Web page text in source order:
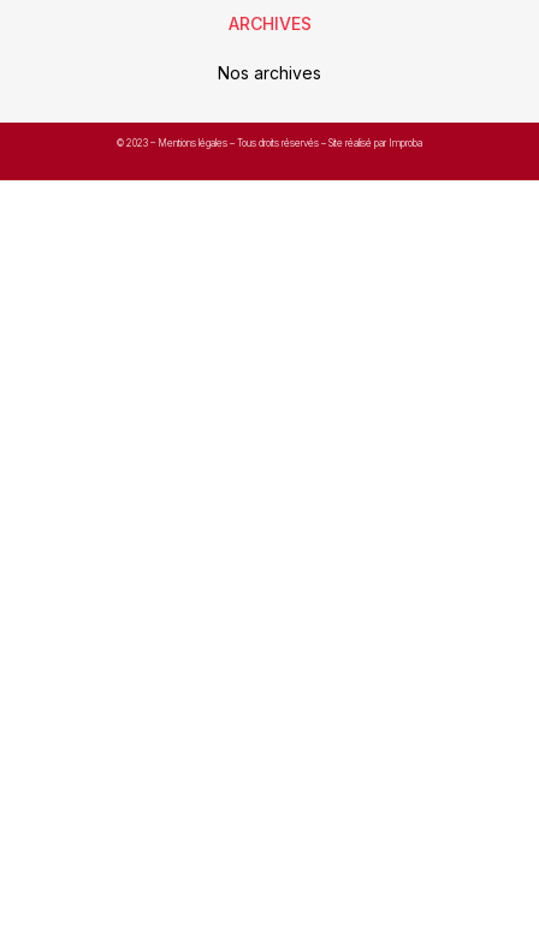
ARCHIVES
Nos archives
© 2023 – Mentions légales – Tous droits réservés – Site réalisé par Improba